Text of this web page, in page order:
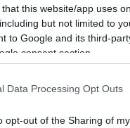
that this website/app uses
but not limited to
to Google and its third-
consent section.
Data Processing Opt Outs
opt-out of the Sharing of
βρήκαν στην
το
στον